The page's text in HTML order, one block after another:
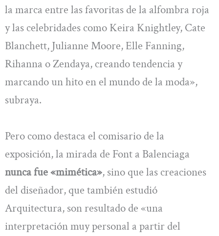
la marca entre las favoritas de la alfombra roja
y las celebridades como Keira Knightley, Cate
Blanchett, Julianne Moore, Elle Fanning,
Rihanna o Zendaya, creando tendencia y
marcando un hito en el mundo de la moda»,
subraya.
Pero como destaca el comisario de la
exposición, la mirada de Font a Balenciaga
nunca fue «mimética», sino que las creaciones
del diseñador, que también estudió
Arquitectura, son resultado de «una
interpretación muy personal a partir del